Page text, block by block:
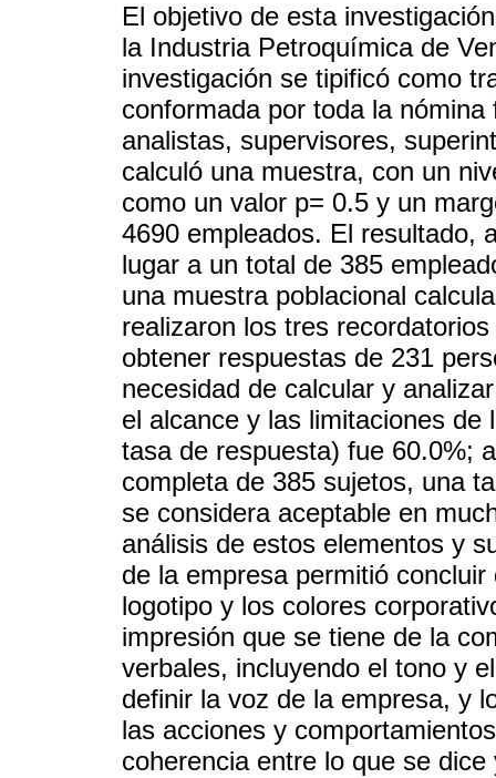
El objetivo de esta
la Industria Petroquímica de
investigación se tipificó como
conformada por toda la
analistas, supervisores,
calculó una muestra, con un
como un valor p= 0.5 y un
4690 empleados. El resultado,
lugar a un total de 385
una muestra poblacional
realizaron los tres
obtener respuestas de 231
necesidad de calcular y
el alcance y las limitaciones
tasa de respuesta) fue 60.0%;
completa de 385 sujetos, una
se considera aceptable en
análisis de estos elementos y
de la empresa permitió
logotipo y los colores
impresión que se tiene de la
verbales, incluyendo el tono y
definir la voz de la empresa, y
las acciones y
coherencia entre lo que se dice